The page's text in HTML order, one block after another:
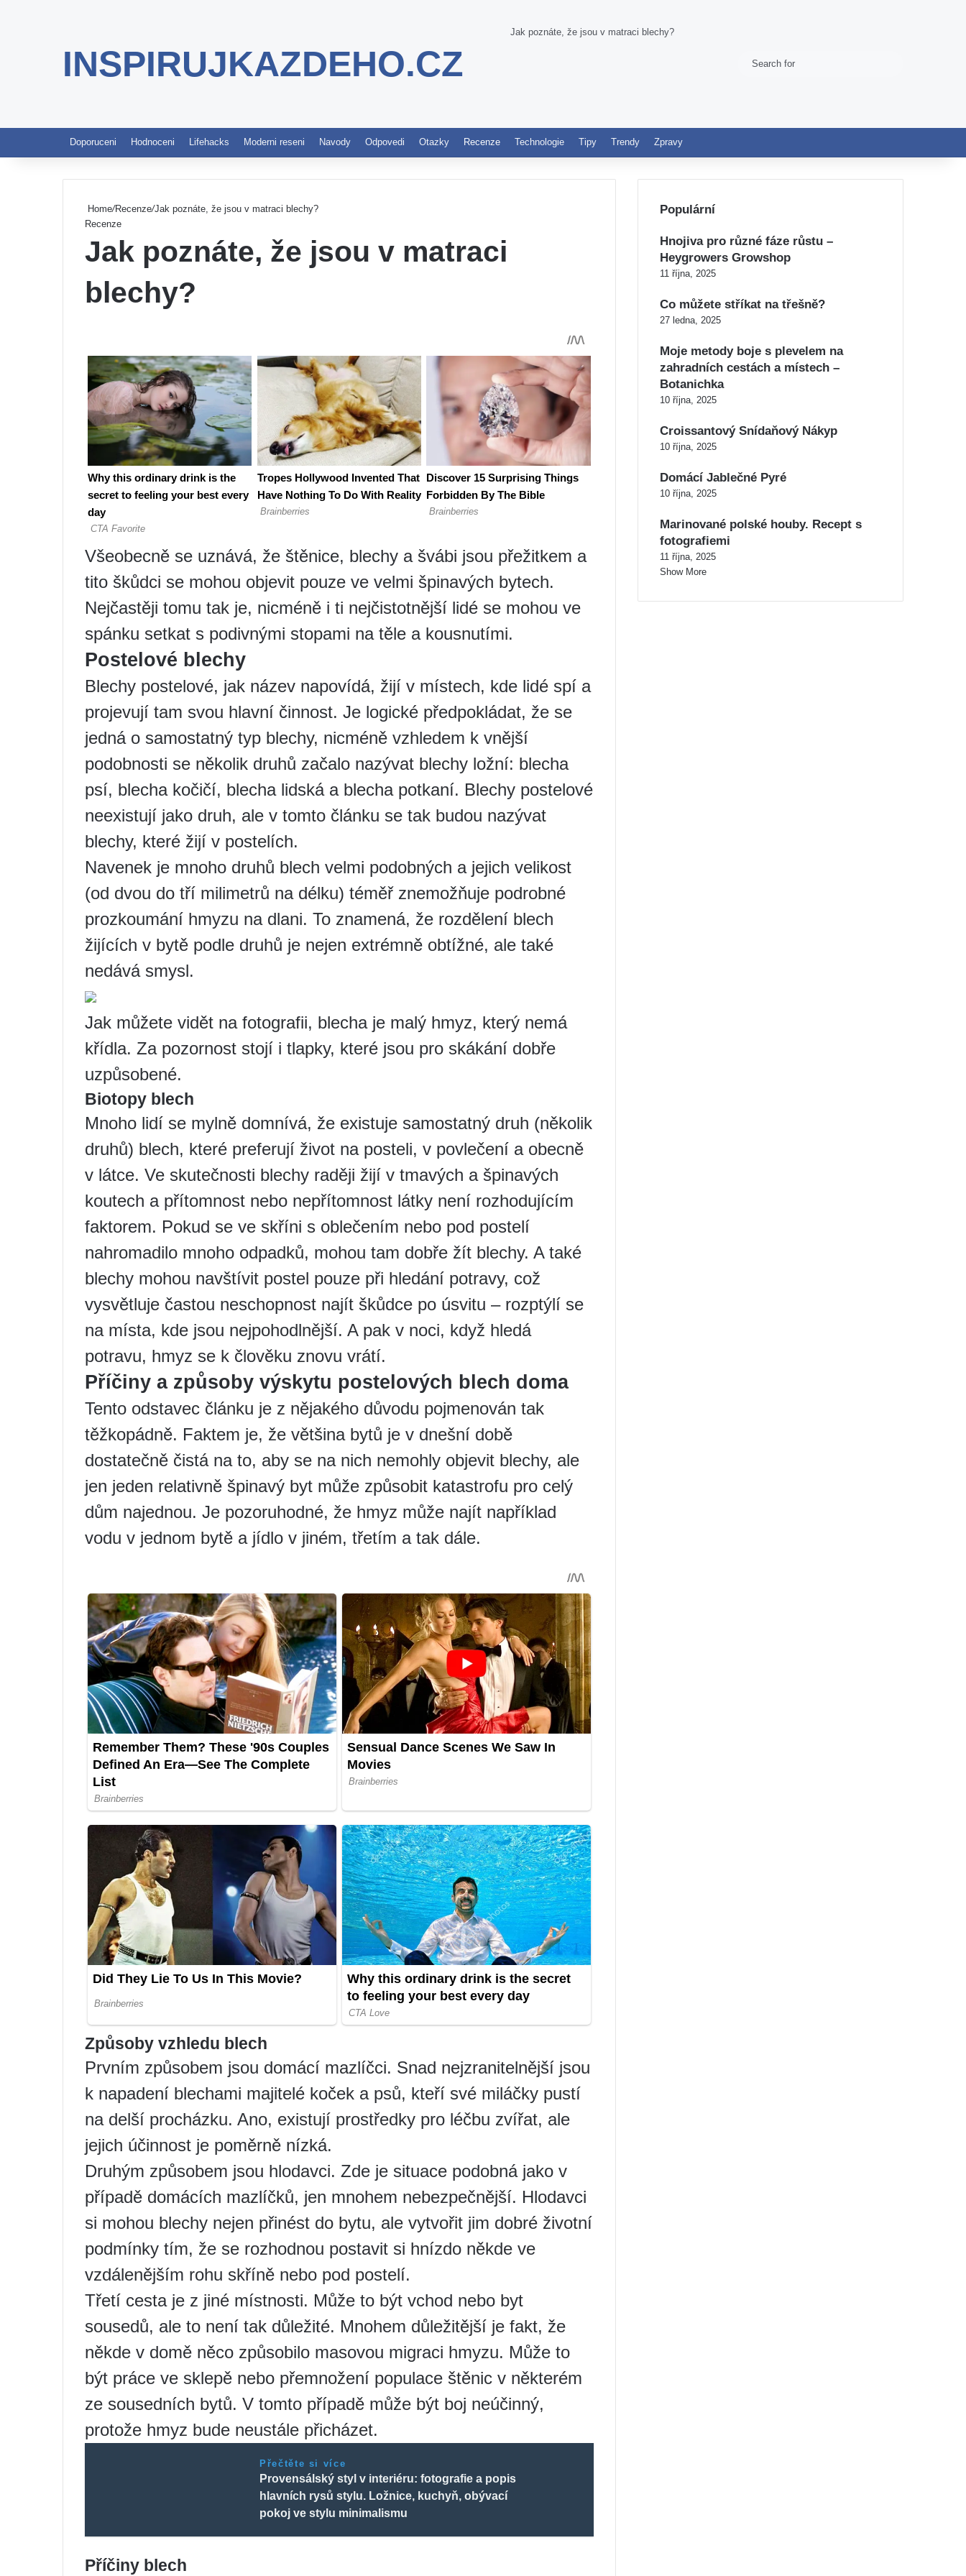
INSPIRUJKAZDEHO.CZ
Jak poznáte, že jsou v matraci blechy?
Switch skin
Doporuceni Hodnoceni Lifehacks Moderni reseni Navody Odpovedi Otazky Recenze Technologie Tipy Trendy Zpravy
Home/Recenze/Jak poznáte, že jsou v matraci blechy?
Recenze
Jak poznáte, že jsou v matraci
blechy?
Všeobecně se uznává, že štěnice, blechy a švábi jsou přežitkem a
tito škůdci se mohou objevit pouze ve velmi špinavých bytech.
Nejčastěji tomu tak je, nicméně i ti nejčistotnější lidé se mohou ve
spánku setkat s podivnými stopami na těle a kousnutími.
Postelové blechy
Blechy postelové, jak název napovídá, žijí v místech, kde lidé spí a
projevují tam svou hlavní činnost. Je logické předpokládat, že se
jedná o samostatný typ blechy, nicméně vzhledem k vnější
podobnosti se několik druhů začalo nazývat blechy ložní: blecha
psí, blecha kočičí, blecha lidská a blecha potkaní. Blechy postelové
neexistují jako druh, ale v tomto článku se tak budou nazývat
blechy, které žijí v postelích.
Navenek je mnoho druhů blech velmi podobných a jejich velikost
(od dvou do tří milimetrů na délku) téměř znemožňuje podrobné
prozkoumání hmyzu na dlani. To znamená, že rozdělení blech
žijících v bytě podle druhů je nejen extrémně obtížné, ale také
nedává smysl.
Jak můžete vidět na fotografii, blecha je malý hmyz, který nemá
křídla. Za pozornost stojí i tlapky, které jsou pro skákání dobře
uzpůsobené.
Biotopy blech
Mnoho lidí se mylně domnívá, že existuje samostatný druh (několik
druhů) blech, které preferují život na posteli, v povlečení a obecně
v látce. Ve skutečnosti blechy raději žijí v tmavých a špinavých
koutech a přítomnost nebo nepřítomnost látky není rozhodujícím
faktorem. Pokud se ve skříni s oblečením nebo pod postelí
nahromadilo mnoho odpadků, mohou tam dobře žít blechy. A také
blechy mohou navštívit postel pouze při hledání potravy, což
vysvětluje častou neschopnost najít škůdce po úsvitu – rozptýlí se
na místa, kde jsou nejpohodlnější. A pak v noci, když hledá
potravu, hmyz se k člověku znovu vrátí.
Příčiny a způsoby výskytu postelových blech doma
Tento odstavec článku je z nějakého důvodu pojmenován tak
těžkopádně. Faktem je, že většina bytů je v dnešní době
dostatečně čistá na to, aby se na nich nemohly objevit blechy, ale
jen jeden relativně špinavý byt může způsobit katastrofu pro celý
dům najednou. Je pozoruhodné, že hmyz může najít například
vodu v jednom bytě a jídlo v jiném, třetím a tak dále.
Způsoby vzhledu blech
Prvním způsobem jsou domácí mazlíčci. Snad nejzranitelnější jsou
k napadení blechami majitelé koček a psů, kteří své miláčky pustí
na delší procházku. Ano, existují prostředky pro léčbu zvířat, ale
jejich účinnost je poměrně nízká.
Druhým způsobem jsou hlodavci. Zde je situace podobná jako v
případě domácích mazlíčků, jen mnohem nebezpečnější. Hlodavci
si mohou blechy nejen přinést do bytu, ale vytvořit jim dobré životní
podmínky tím, že se rozhodnou postavit si hnízdo někde ve
vzdálenějším rohu skříně nebo pod postelí.
Třetí cesta je z jiné místnosti. Může to být vchod nebo byt
sousedů, ale to není tak důležité. Mnohem důležitější je fakt, že
někde v domě něco způsobilo masovou migraci hmyzu. Může to
být práce ve sklepě nebo přemnožení populace štěnic v některém
ze sousedních bytů. V tomto případě může být boj neúčinný,
protože hmyz bude neustále přicházet.
Přečtěte si více
Provensálský styl v interiéru: fotografie a popis
hlavních rysů stylu. Ložnice, kuchyň, obývací
pokoj ve stylu minimalismu
Příčiny blech
Populární
Hnojiva pro různé fáze růstu –
Heygrowers Growshop
11 října, 2025
Co můžete stříkat na třešně?
27 ledna, 2025
Moje metody boje s plevelem na
zahradních cestách a místech –
Botanichka
10 října, 2025
Croissantový Snídaňový Nákyp
10 října, 2025
Domácí Jablečné Pyré
10 října, 2025
Marinované polské houby. Recept s
fotografiemi
11 října, 2025
Show More